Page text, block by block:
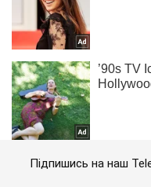
Підпишись на наш